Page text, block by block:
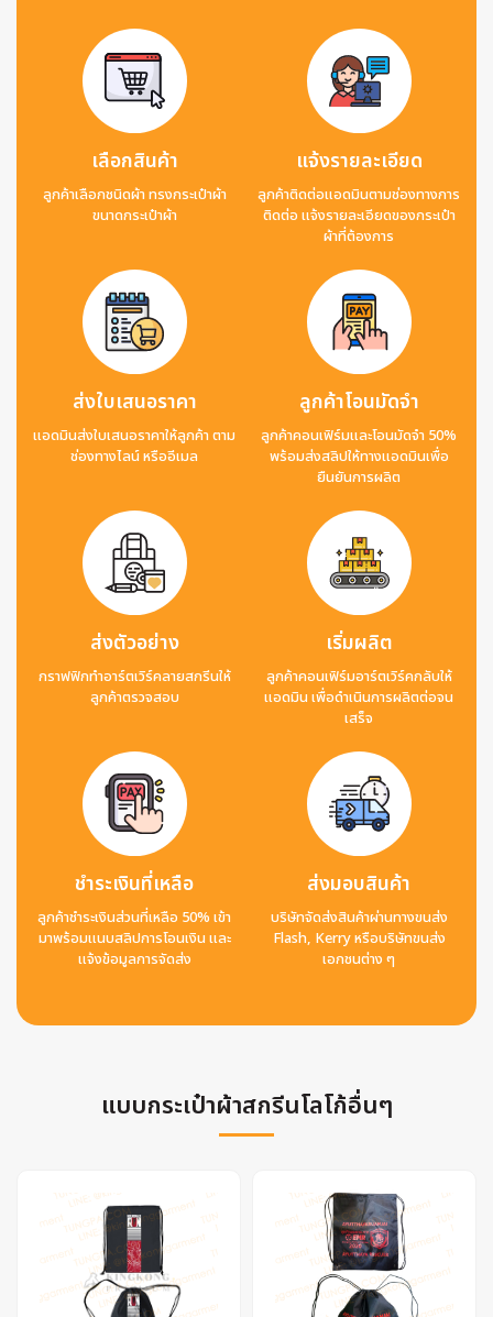
เลือกสินค้า
ลูกค้าเลือกชนิดผ้า ทรงกระเป๋าผ้า
ขนาดกระเป๋าผ้า
แจ้งรายละเอียด
ลูกค้าติดต่อแอดมินตามช่องทางการ
ติดต่อ แจ้งรายละเอียดของกระเป๋า
ผ้าที่ต้องการ
ส่งใบเสนอราคา
แอดมินส่งใบเสนอราคาให้ลูกค้า ตาม
ช่องทางไลน์ หรืออีเมล
ลูกค้าโอนมัดจำ
ลูกค้าคอนเฟิร์มและโอนมัดจำ 50%
พร้อมส่งสลิปให้ทางแอดมินเพื่อ
ยืนยันการผลิต
ส่งตัวอย่าง
กราฟฟิกทำอาร์ตเวิร์คลายสกรีนให้
ลูกค้าตรวจสอบ
เริ่มผลิต
ลูกค้าคอนเฟิร์มอาร์ตเวิร์คกลับให้
แอดมิน เพื่อดำเนินการผลิตต่อจน
เสร็จ
ชำระเงินที่เหลือ
ลูกค้าชำระเงินส่วนที่เหลือ 50% เข้า
มาพร้อมแนบสลิปการโอนเงิน และ
แจ้งข้อมูลการจัดส่ง
ส่งมอบสินค้า
บริษัทจัดส่งสินค้าผ่านทางขนส่ง
Flash, Kerry หรือบริษัทขนส่ง
เอกชนต่าง ๆ
แบบกระเป๋าผ้าสกรีนโลโก้อื่นๆ